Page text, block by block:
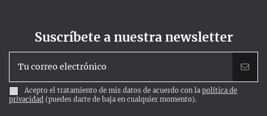
Suscríbete a nuestra newsletter
Acepto el tratamiento de mis datos de acuerdo con la política de
privacidad (puedes darte de baja en cualquier momento).